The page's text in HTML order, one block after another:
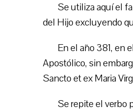
Se utiliza aquí el
del Hijo excluyendo
En el año 381, en
Apostólico, sin
Sancto et ex Maria
Se repite el verbo